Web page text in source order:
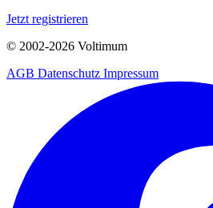
Jetzt registrieren
© 2002-2026 Voltimum
AGB Datenschutz Impressum